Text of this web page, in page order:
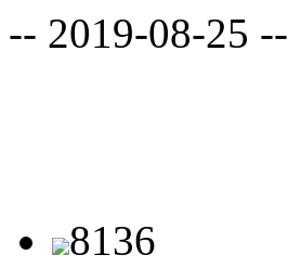
-- 2019-08-25 --
8136